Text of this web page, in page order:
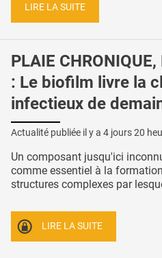
LIRE LA SUITE
PLAIE
: Le biofilm livre la
infectieux de
Actualité publiée il y a 4 jours 20
Un composant jusqu'ici
comme essentiel à la
structures complexes par
LIRE LA SUITE